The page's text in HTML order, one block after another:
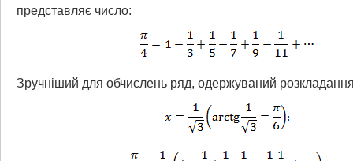
представляє число:
Зручніший для обчислень ряд, одержуваний